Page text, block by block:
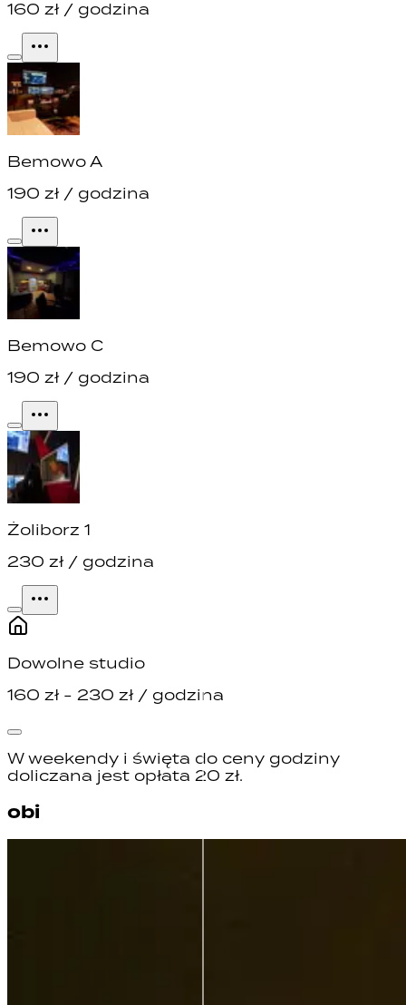
160 zł / godzina
Bemowo A
190 zł / godzina
Bemowo C
190 zł / godzina
Żoliborz 1
230 zł / godzina
Dowolne studio
160 zł - 230 zł / godzina
W weekendy i święta do ceny godziny
doliczana jest opłata 20 zł.
obi